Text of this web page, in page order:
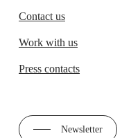
Contact us
Work with us
Press contacts
Newsletter